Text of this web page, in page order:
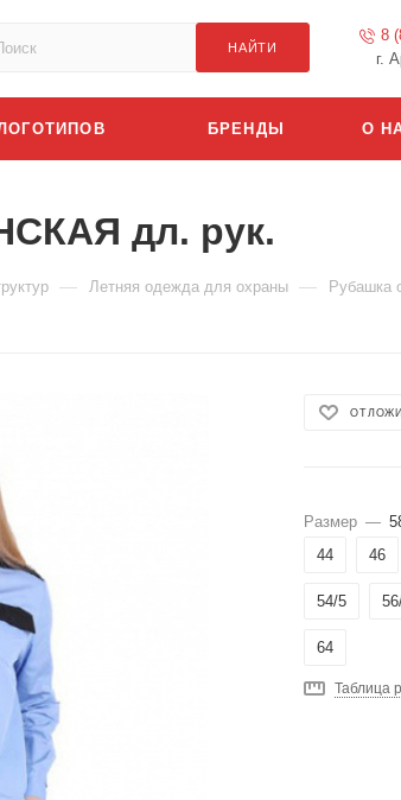
НАЙТИ
8
г.
БРЕНДЫ О
дл. рук.
— Летняя одежда для охраны — Рубашка
Размер —
44
46
54/5
64
Таблица